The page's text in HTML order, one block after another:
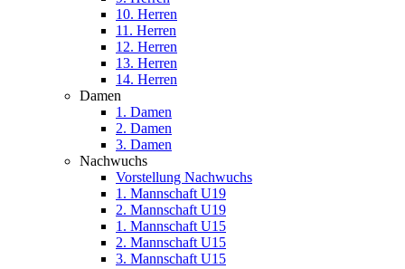
10. Herren
11. Herren
12. Herren
13. Herren
14. Herren
Damen
1. Damen
2. Damen
3. Damen
Nachwuchs
Vorstellung Nachwuchs
1. Mannschaft U19
2. Mannschaft U19
1. Mannschaft U15
2. Mannschaft U15
3. Mannschaft U15